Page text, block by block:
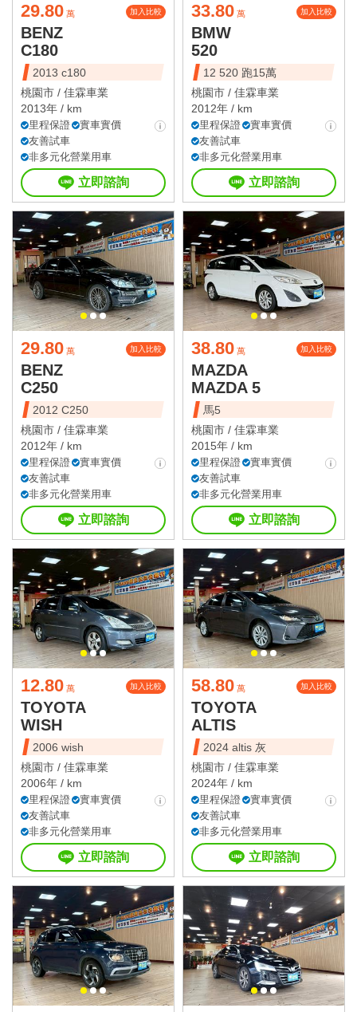
29.80 萬 加入比較
BENZ
C180
2013 c180
桃園市 / 佳霖車業
2013年 / km
里程保證
實車實價
友善試車
非多元化營業用車
立即諮詢
33.80 萬 加入比較
BMW
520
12 520 跑15萬
桃園市 / 佳霖車業
2012年 / km
里程保證
實車實價
友善試車
非多元化營業用車
立即諮詢
29.80 萬 加入比較
BENZ
C250
2012 C250
桃園市 / 佳霖車業
2012年 / km
里程保證
實車實價
友善試車
非多元化營業用車
立即諮詢
38.80 萬 加入比較
MAZDA
MAZDA 5
馬5
桃園市 / 佳霖車業
2015年 / km
里程保證
實車實價
友善試車
非多元化營業用車
立即諮詢
12.80 萬 加入比較
TOYOTA
WISH
2006 wish
桃園市 / 佳霖車業
2006年 / km
里程保證
實車實價
友善試車
非多元化營業用車
立即諮詢
58.80 萬 加入比較
TOYOTA
ALTIS
2024 altis 灰
桃園市 / 佳霖車業
2024年 / km
里程保證
實車實價
友善試車
非多元化營業用車
立即諮詢